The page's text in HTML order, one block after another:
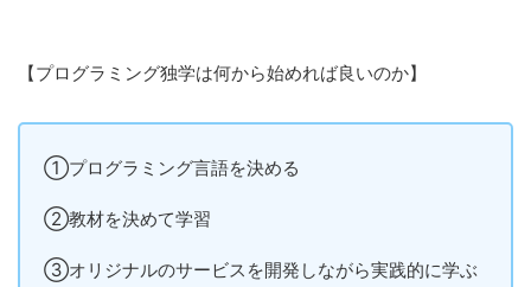
【プログラミング独学は何から始めれば良いのか】
①プログラミング言語を決める
②教材を決めて学習
③オリジナルのサービスを開発しながら実践的に学ぶ